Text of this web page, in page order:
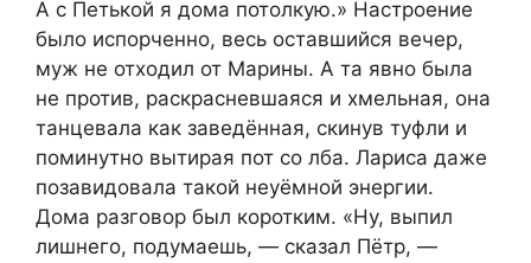
А с Петькой я дома потолкую.» Настроение
было испорченно, весь оставшийся вечер,
муж не отходил от Марины. А та явно была
не против, раскрасневшаяся и хмельная, она
танцевала как заведённая, скинув туфли и
поминутно вытирая пот со лба. Лариса даже
позавидовала такой неуёмной энергии.
Дома разговор был коротким. «Ну, выпил
лишнего, подумаешь, — сказал Пётр, —